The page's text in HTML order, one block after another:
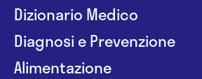
Dizionario Medico
Diagnosi e Prevenzione
Alimentazione